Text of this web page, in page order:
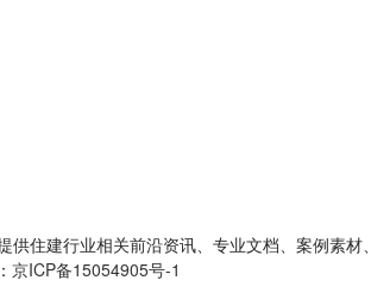
住建行业相关前沿资讯、专业文档、案例素材
京ICP备15054905号-1